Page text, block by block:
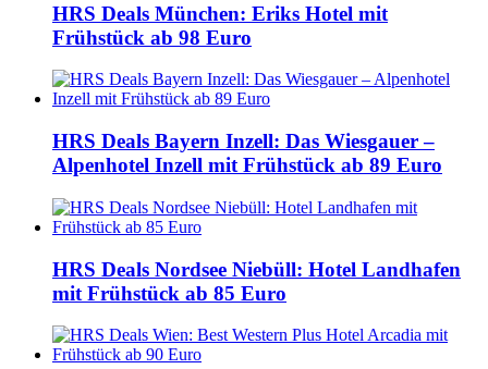
HRS Deals München: Eriks Hotel mit
Frühstück ab 98 Euro
HRS Deals Bayern Inzell: Das Wiesgauer –
Alpenhotel Inzell mit Frühstück ab 89 Euro
HRS Deals Nordsee Niebüll: Hotel Landhafen
mit Frühstück ab 85 Euro